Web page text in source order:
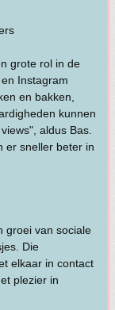
grote rol in de
Instagram
en bakken,
kunnen
aldus Bas.
er sneller beter in
groei van sociale
Die
elkaar in contact
plezier in